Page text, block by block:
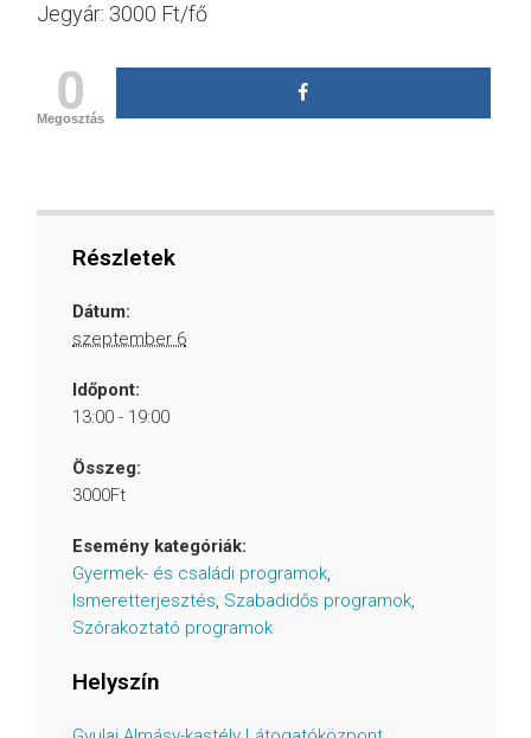
Jegyár: 3000 Ft/fő
0
Megosztás
Részletek
Dátum:
szeptember 6
Időpont:
13:00 - 19:00
Összeg:
3000Ft
Esemény kategóriák:
Gyermek- és családi programok,
Ismeretterjesztés, Szabadidős programok,
Szórakoztató programok
Helyszín